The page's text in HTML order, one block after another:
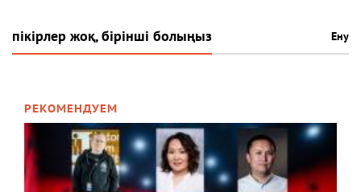
пікірлер жоқ, бірінші болыңыз Ену
РЕКОМЕНДУЕМ